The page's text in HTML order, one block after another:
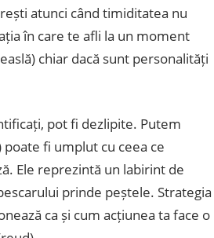
atunci când timiditatea nu
în care te afli la un moment
chiar dacă sunt personalități
pot fi dezlipite. Putem
fi umplut cu ceea ce
Ele reprezintă un labirint de
prinde peștele. Strategia
ca și cum acțiunea ta face o